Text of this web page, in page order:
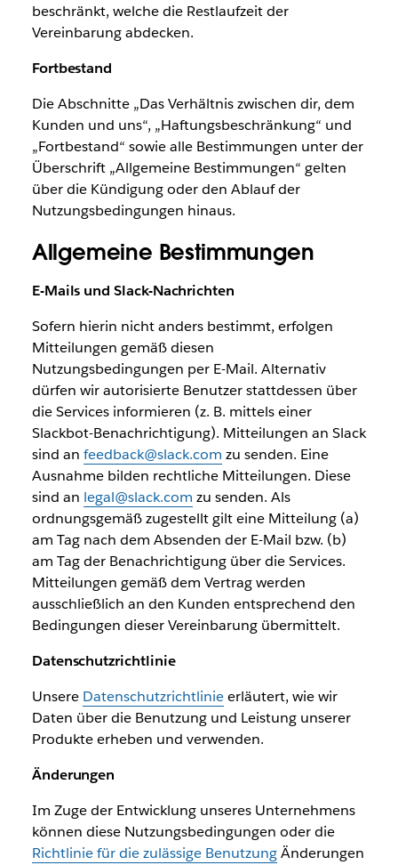
beschränkt, welche die Restlaufzeit der
Vereinbarung abdecken.
Fortbestand
Die Abschnitte „Das Verhältnis zwischen dir, dem
Kunden und uns“, „Haftungsbeschränkung“ und
„Fortbestand“ sowie alle Bestimmungen unter der
Überschrift „Allgemeine Bestimmungen“ gelten
über die Kündigung oder den Ablauf der
Nutzungsbedingungen hinaus.
Allgemeine Bestimmungen
E-Mails und Slack-Nachrichten
Sofern hierin nicht anders bestimmt, erfolgen
Mitteilungen gemäß diesen
Nutzungsbedingungen per E-Mail. Alternativ
dürfen wir autorisierte Benutzer stattdessen über
die Services informieren (z. B. mittels einer
Slackbot-Benachrichtigung). Mitteilungen an Slack
sind an feedback@slack.com zu senden. Eine
Ausnahme bilden rechtliche Mitteilungen. Diese
sind an legal@slack.com zu senden. Als
ordnungsgemäß zugestellt gilt eine Mitteilung (a)
am Tag nach dem Absenden der E-Mail bzw. (b)
am Tag der Benachrichtigung über die Services.
Mitteilungen gemäß dem Vertrag werden
ausschließlich an den Kunden entsprechend den
Bedingungen dieser Vereinbarung übermittelt.
Datenschutzrichtlinie
Unsere Datenschutzrichtlinieerläutert, wie wir
Daten über die Benutzung und Leistung unserer
Produkte erheben und verwenden.
Änderungen
Im Zuge der Entwicklung unseres Unternehmens
können diese Nutzungsbedingungen oder die
Richtlinie für die zulässige BenutzungÄnderungen